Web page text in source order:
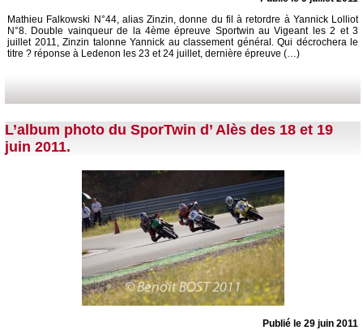
Mathieu Falkowski N°44, alias Zinzin, donne du fil à retordre à Yannick Lolliot
N°8. Double vainqueur de la 4ème épreuve Sportwin au Vigeant les 2 et 3
juillet 2011, Zinzin talonne Yannick au classement général. Qui décrochera le
titre ? réponse à Ledenon les 23 et 24 juillet, dernière épreuve (…)
L’album photo du SporTwin d’ Alès des 18 et 19
juin 2011.
Publié le 29 juin 2011